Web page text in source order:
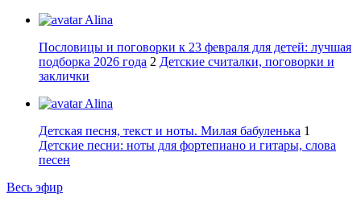
Alina
Пословицы и поговорки к 23 февраля для детей: лучшая
подборка 2026 года 2 Детские считалки, поговорки и
заклички
Alina
Детская песня, текст и ноты. Милая бабуленька 1
Детские песни: ноты для фортепиано и гитары, слова
песен
Весь эфир